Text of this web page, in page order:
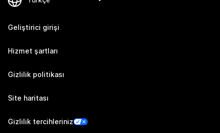
Geliştirici girişi
Hizmet şartları
Gizlilik politikası
Site haritası
Gizlilik tercihleriniz